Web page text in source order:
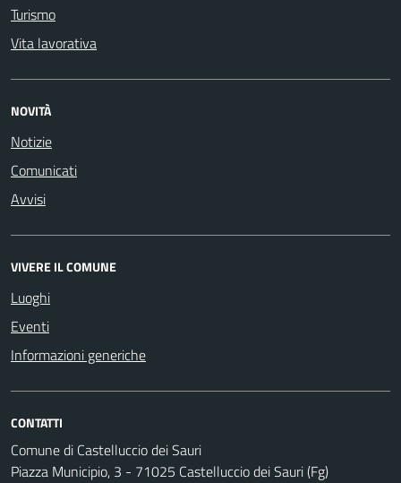
Turismo
Vita lavorativa
NOVITÀ
Notizie
Comunicati
Avvisi
VIVERE IL COMUNE
Luoghi
Eventi
Informazioni generiche
CONTATTI
Comune di Castelluccio dei Sauri
Piazza Municipio, 3 - 71025 Castelluccio dei Sauri (Fg)